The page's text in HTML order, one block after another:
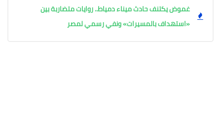
غموض يكتنف حادث ميناء دمياط.. روايات متضاربة بين
«استهداف بالمسيرات» ونفي رسمي لمصر